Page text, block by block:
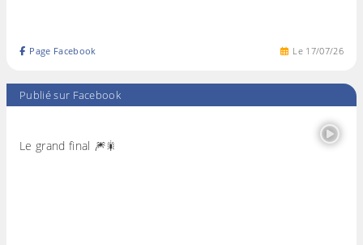
Le 17/07/26
Page Facebook
Publié sur Facebook
Le grand final 🎆🎇